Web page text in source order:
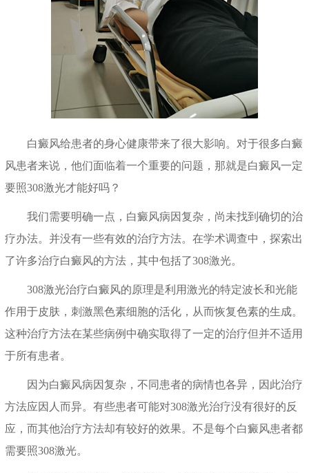
白癜风给患者的身心健康带来了很大影响。对于很多白癜
风患者来说，他们面临着一个重要的问题，那就是白癜风一定
要照308激光才能好吗？
我们需要明确一点，白癜风病因复杂，尚未找到确切的治
疗办法。并没有一些有效的治疗方法。在学术调查中，探索出
了许多治疗白癜风的方法，其中包括了308激光。
308激光治疗白癜风的原理是利用激光的特定波长和光能
作用于皮肤，刺激黑色素细胞的活化，从而恢复色素的生成。
这种治疗方法在某些病例中确实取得了一定的治疗但并不适用
于所有患者。
因为白癜风病因复杂，不同患者的病情也各异，因此治疗
方法应因人而异。有些患者可能对308激光治疗没有很好的反
应，而其他治疗方法却有较好的效果。不是每个白癜风患者都
需要照308激光。